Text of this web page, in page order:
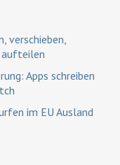
verschieben,
aufteilen
Apps schreiben
im EU Ausland